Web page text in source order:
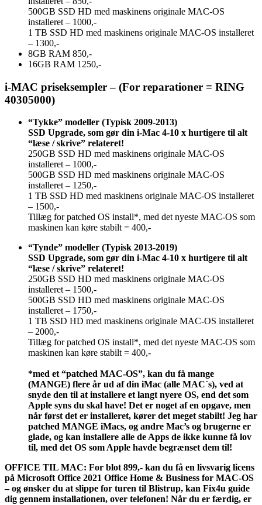
500GB SSD HD med maskinens originale MAC-OS
installeret – 1000,-
1 TB SSD HD med maskinens originale MAC-OS installeret
– 1300,-
8GB RAM 850,-
16GB RAM 1250,-
i-MAC priseksempler – (For reparationer = RING
40305000)
“Tykke” modeller (Typisk 2009-2013)
SSD Upgrade, som gør din i-Mac 4-10 x hurtigere til alt
“læse / skrive” relateret!
250GB SSD HD med maskinens originale MAC-OS
installeret – 1000,-
500GB SSD HD med maskinens originale MAC-OS
installeret – 1250,-
1 TB SSD HD med maskinens originale MAC-OS installeret
– 1500,-
Tillæg for patched OS install*, med det nyeste MAC-OS som
maskinen kan køre stabilt = 400,-
“Tynde” modeller (Typisk 2013-2019)
SSD Upgrade, som gør din i-Mac 4-10 x hurtigere til alt
“læse / skrive” relateret!
250GB SSD HD med maskinens originale MAC-OS
installeret – 1500,-
500GB SSD HD med maskinens originale MAC-OS
installeret – 1750,-
1 TB SSD HD med maskinens originale MAC-OS installeret
– 2000,-
Tillæg for patched OS install*, med det nyeste MAC-OS som
maskinen kan køre stabilt = 400,-
*med et “patched MAC-OS”, kan du få mange
(MANGE) flere år ud af din iMac (alle MAC´s), ved at
snyde den til at installere et langt nyere OS, end det som
Apple syns du skal have! Det er noget af en opgave, men
når først det er installeret, kører det meget stabilt! Jeg har
patched MANGE iMacs, og andre Mac’s og brugerne er
glade, og kan installere alle de Apps de ikke kunne få lov
til, med det OS som Apple havde begrænset dem til!
OFFICE TIL MAC: For blot 899,- kan du få en livsvarig licens
på Microsoft Office 2021 Office Home & Business for MAC-OS
– og ønsker du at slippe for turen til Blistrup, kan Fix4u guide
dig gennem installationen, over telefonen! Når du er færdig, er